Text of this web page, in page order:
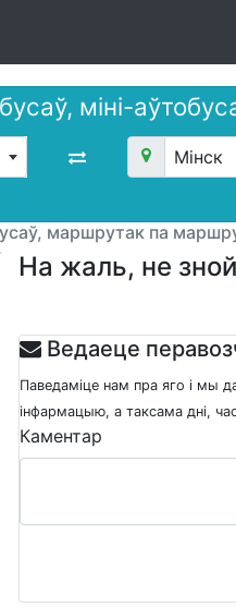
міні-
Мінск
маршрутак па
На жаль, не
Ведаеце
Паведаміце нам пра яго і мы
інфармацыю, а таксама дні,
Каментар